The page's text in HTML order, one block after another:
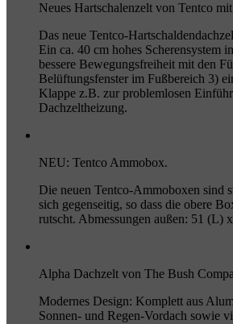
Neues Hartschalenzelt von Tentco
Das neue Tentco-
Ein ca. 40 cm hohes Scherensystem
bessere Bewegungsfreiheit mit den
Belüftungsfenster im Fußbereich 3)
Klappe z.B. zur problemlosen
Dachzeltheizung.
NEU: Tentco Ammobox.
Die neuen Tentco-Ammoboxen sind
sich gegenseitig, so dass die obere
rutscht. Abmessungen außen: 51 (L)
Alpha Dachzelt von The Bush
Modernes Design: Komplett aus
Sonnen- und Regen-Vordach sowie